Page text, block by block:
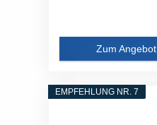
Zum Angebot
EMPFEHLUNG NR. 7